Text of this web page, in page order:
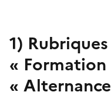
1) Rubriques
« Formation
« Alternance